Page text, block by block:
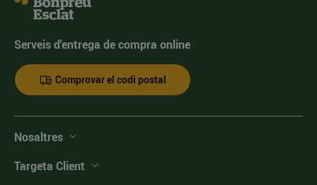
Serveis d'entrega de compra online
Comprovar el codi postal
Nosaltres
Targeta Client